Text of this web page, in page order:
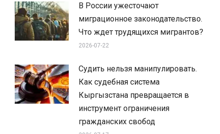
В России ужесточают
миграционное законодательство.
Что ждет трудящихся мигрантов?
2026-07-22
Судить нельзя манипулировать.
Как судебная система
Кыргызстана превращается в
инструмент ограничения
гражданских свобод